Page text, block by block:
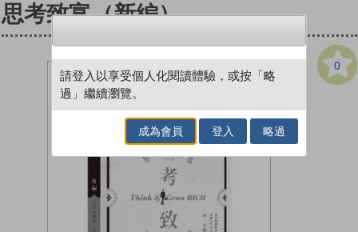
思考致富（新編）
0
請登入以享受個人化閱讀體驗，或按「略
過」繼續瀏覽。
成為會員 登入 略過